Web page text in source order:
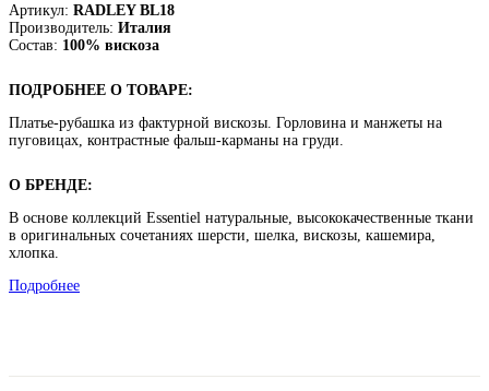
Артикул: RADLEY BL18
Производитель: Италия
Состав: 100% вискоза
ПОДРОБНЕЕ О ТОВАРЕ:
Платье-рубашка из фактурной вискозы. Горловина и манжеты на
пуговицах, контрастные фальш-карманы на груди.
О БРЕНДЕ:
В основе коллекций Essentiel натуральные, высококачественные ткани
в оригинальных сочетаниях шерсти, шелка, вискозы, кашемира,
хлопка.
Подробнее